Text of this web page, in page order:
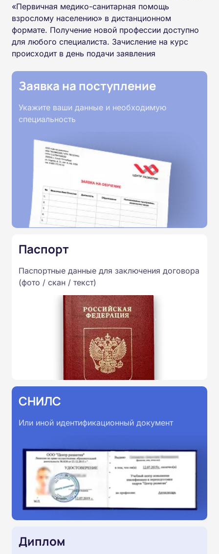
«Первичная медико-санитарная помощь
взрослому населению» в дистанционном
формате. Получение новой профессии доступно
для любого специалиста. Зачисление на курс
происходит в день подачи заявления
Заявка на поступление
Укажите ваши данные и необходимую
специальность
Паспорт
Паспортные данные для заключения договора
(фото / скан / текст)
СНИЛС
Или иной идентификационный документ
Диплом